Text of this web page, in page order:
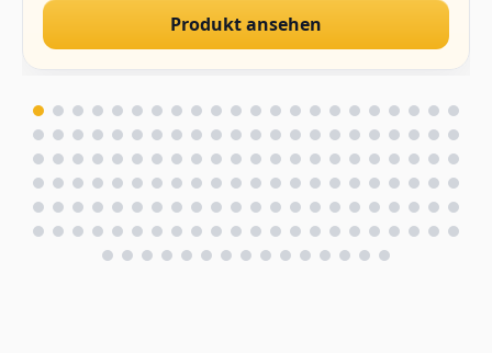
Produkt ansehen